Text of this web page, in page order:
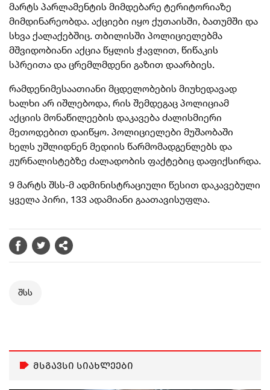
მარტს პარლამენტის მიმდებარე ტერიტორიაზე
მიმდინარეობდა. აქციები იყო ქუთაისში, ბათუმში და
სხვა ქალაქებშიც. თბილისში პოლიციელებმა
მშვიდობიანი აქცია წყლის ჭავლით, წიწაკის
სპრეითა და ცრემლმდენი გაზით დაარბიეს.
რამდენიმესაათიანი მცდელობების მიუხედავად
ხალხი არ იშლებოდა, რის შემდეგაც პოლიციამ
აქციის მონაწილეების დაკავება ძალისმიერი
მეთოდებით დაიწყო. პოლიციელები მუშაობაში
ხელს უშლიდნენ მედიის წარმომადგენლებს და
ჟურნალისტებზე ძალადობის ფაქტებიც დაფიქსირდა.
9 მარტს შსს-მ ადმინისტრაციული წესით დაკავებული
ყველა პირი, 133 ადამიანი გაათავისუფლა.
შსს
მსგავსი სიახლეები